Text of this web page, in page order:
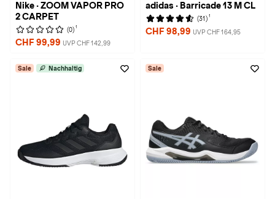
Nike · ZOOM VAPOR PRO
2 CARPET
(0) 1
CHF 99,99 UVP CHF 142,99
adidas · Barricade 13 M CL
(31) 1
CHF 98,99 UVP CHF 164,95
Sale Nachhaltig Sale